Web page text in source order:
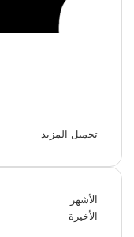
تحميل المزيد
الأشهر
الأخيرة